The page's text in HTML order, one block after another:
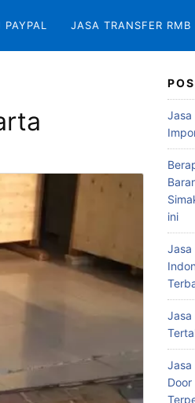
JASA TRANSFER RMB
Jasa
ini
Jasa
Jasa
Jasa